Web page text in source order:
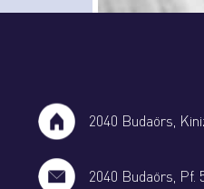
2040 Budaörs,
2040 Budaörs, Pf.